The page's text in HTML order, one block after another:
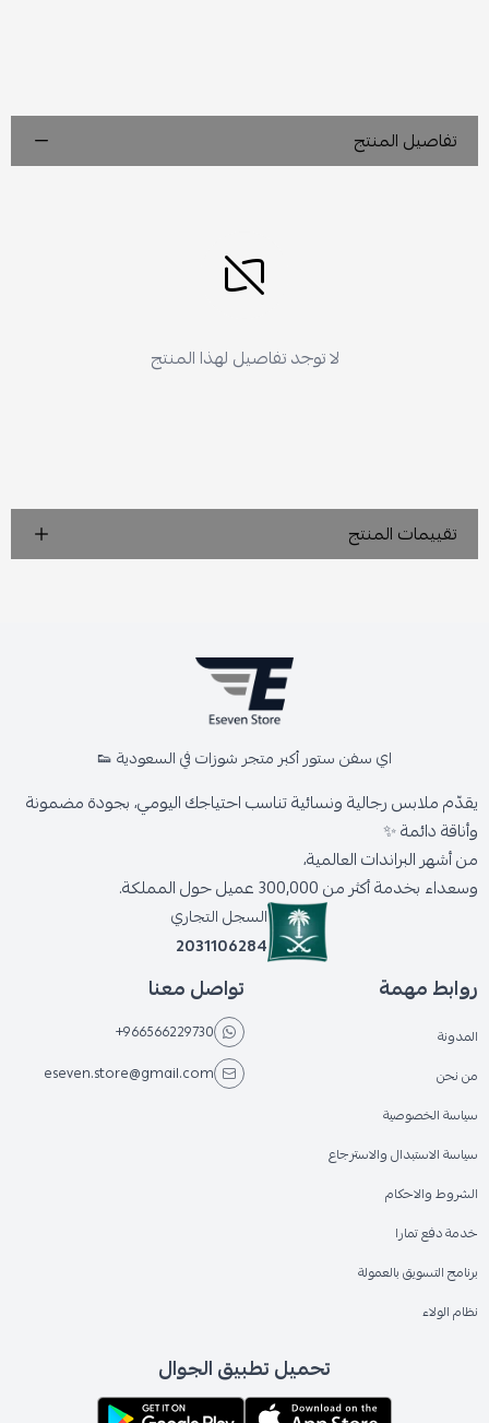
تفاصيل المنتج
لا توجد تفاصيل لهذا المنتج
تقييمات المنتج
اي سفن ستور أكبر متجر شوزات في السعودية 👟
يقدّم ملابس رجالية ونسائية تناسب احتياجك اليومي، بجودة مضمونة
وأناقة دائمة ✨
من أشهر البراندات العالمية،
وسعداء بخدمة أكثر من 300,000 عميل حول المملكة.
السجل التجاري
2031106284
روابط مهمة
المدونة
من نحن
سياسة الخصوصية
سياسة الاستبدال والاسترجاع
الشروط والاحكام
خدمة دفع تمارا
برنامج التسويق بالعمولة
نظام الولاء
تواصل معنا
+966566229730
eseven.store@gmail.com
تحميل تطبيق الجوال